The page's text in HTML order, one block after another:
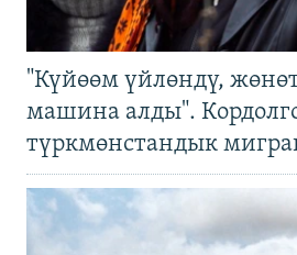
"Күйөөм үйлөндү,
машина алды".
түркмөнстандык